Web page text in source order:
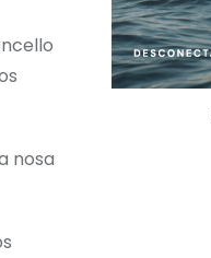
nosa